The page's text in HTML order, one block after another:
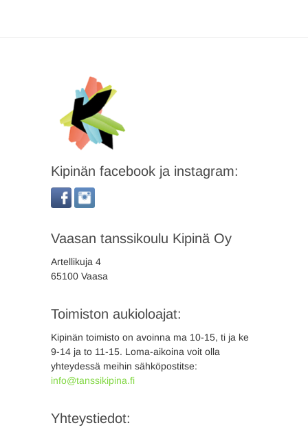
Kipinän facebook ja instagram:
Vaasan tanssikoulu Kipinä Oy
Artellikuja 4
65100 Vaasa
Toimiston aukioloajat:
Kipinän toimisto on avoinna ma 10-15, ti ja ke
9-14 ja to 11-15. Loma-aikoina voit olla
yhteydessä meihin sähköpostitse:
info@tanssikipina.fi
Yhteystiedot: